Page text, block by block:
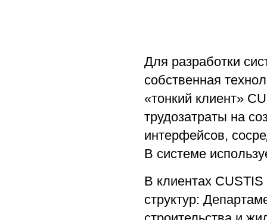
Для разработки
собственная
«тонкий клиент»
трудозатраты на
интерфейсов,
В системе
В клиентах СUSTIS
структур: